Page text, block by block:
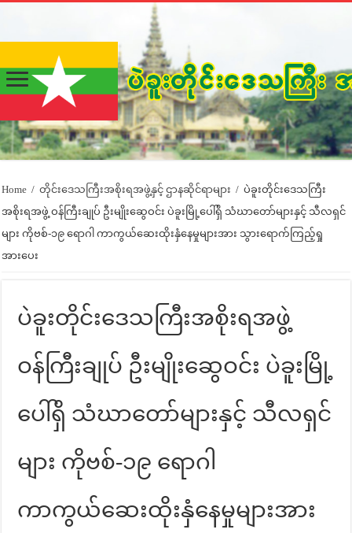
Home / တိုင်းဒေသကြီးအစိုးရအဖွဲ့နှင့် ဌာနဆိုင်ရာများ / ပဲခူးတိုင်းဒေသကြီး
အစိုးရအဖွဲ့ ဝန်ကြီးချုပ် ဦးမျိုးဆွေဝင်း ပဲခူးမြို့ပေါ်ရှိ သံဃာတော်များနှင့် သီလရှင်
များ ကိုဗစ်-၁၉ ရောဂါ ကာကွယ်ဆေးထိုးနှံနေမှုများအား သွားရောက်ကြည့်ရှု
အားပေး
ပဲခူးတိုင်းဒေသကြီးအစိုးရအဖွဲ့
ဝန်ကြီးချုပ် ဦးမျိုးဆွေဝင်း ပဲခူးမြို့
ပေါ်ရှိ သံဃာတော်များနှင့် သီလရှင်
များ ကိုဗစ်-၁၉ ရောဂါ
ကာကွယ်ဆေးထိုးနှံနေမှုများအား